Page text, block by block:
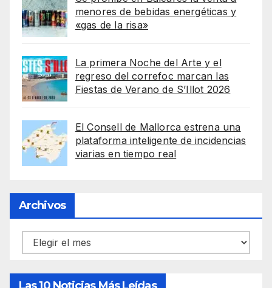
menores de bebidas energéticas y
«gas de la risa»
La primera Noche del Arte y el
regreso del correfoc marcan las
Fiestas de Verano de S’Illot 2026
El Consell de Mallorca estrena una
plataforma inteligente de incidencias
viarias en tiempo real
Archivos
Archivos